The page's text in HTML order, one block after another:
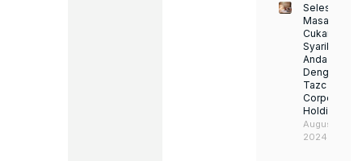
Selesaikan
Masalah
Cukai
Syarikat
Anda
Dengan
Tazc
Corporate
Holding
August 22,
2024